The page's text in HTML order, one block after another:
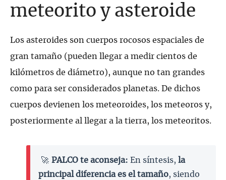
meteorito y asteroide
Los asteroides son cuerpos rocosos espaciales de
gran tamaño (pueden llegar a medir cientos de
kilómetros de diámetro), aunque no tan grandes
como para ser considerados planetas. De dichos
cuerpos devienen los meteoroides, los meteoros y,
posteriormente al llegar a la tierra, los meteoritos.
🚀 PALCO te aconseja: En síntesis, la
principal diferencia es el tamaño, siendo